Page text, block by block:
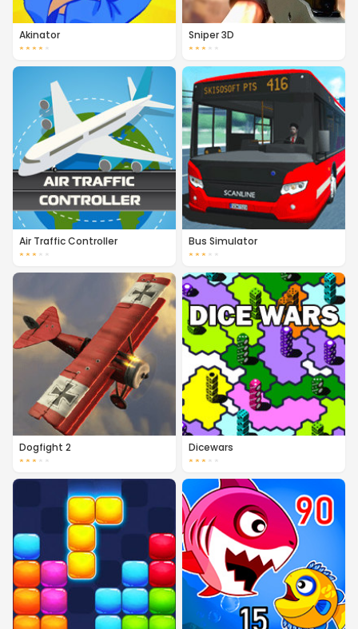
Akinator
★ ★ ★ ★ ★
Sniper 3D
★ ★ ★ ★ ★
Air Traffic Controller
★ ★ ★ ★ ★
Bus Simulator
★ ★ ★ ★ ★
Dogfight 2
★ ★ ★ ★ ★
Dicewars
★ ★ ★ ★ ★